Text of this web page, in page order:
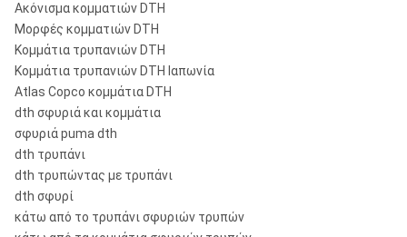
Ακόνισμα κομματιών DTH
Μορφές κομματιών DTH
Κομμάτια τρυπανιών DTH
Κομμάτια τρυπανιών DTH Ιαπωνία
Atlas Copco κομμάτια DTH
dth σφυριά και κομμάτια
σφυριά puma dth
dth τρυπάνι
dth τρυπώντας με τρυπάνι
dth σφυρί
κάτω από το τρυπάνι σφυριών τρυπών